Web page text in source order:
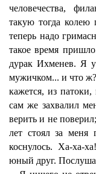
человечества,
такую тогда колею
теперь надо
такое время
дурак Ихменев. Я
мужичком... и что
кажется, из
сам же захвалил
верить и не
лет стоял за меня
коснулось. Ха-ха-
юный друг.